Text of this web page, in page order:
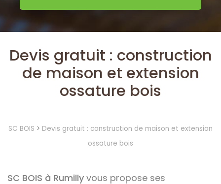
Devis gratuit : construction
de maison et extension
ossature bois
SC BOIS > Devis gratuit : construction de maison et extension
ossature bois
SC BOIS à Rumilly vous propose ses